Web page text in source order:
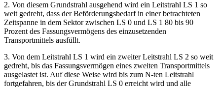
2. Von diesem Grundstrahl ausgehend wird ein Leitstrahl LS 1 so
weit gedreht, dass der Beförderungsbedarf in einer betrachteten
Zeitspanne in dem Sektor zwischen LS 0 und LS 1 80 bis 90
Prozent des Fassungsvermögens des einzusetzenden
Transportmittels ausfüllt.
3. Von dem Leitstrahl LS 1 wird ein zweiter Leitstrahl LS 2 so weit
gedreht, bis das Fassungsvermögen eines zweiten Transportmittels
ausgelastet ist. Auf diese Weise wird bis zum N-ten Leitstrahl
fortgefahren, bis der Grundstrahl LS 0 erreicht wird und alle